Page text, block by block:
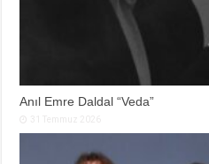
Anıl Emre Daldal “Veda”